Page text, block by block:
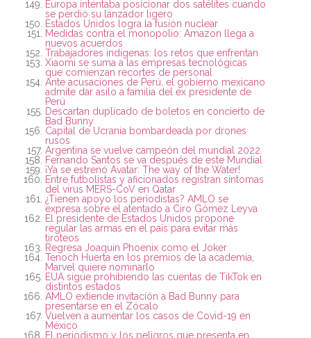
Europa intentaba posicionar dos satélites cuando
se perdió su lanzador ligero
Estados Unidos logra la fusión nuclear
Medidas contra el monopolio: Amazon llega a
nuevos acuerdos
Trabajadores indígenas: los retos que enfrentan
Xiaomi se suma a las empresas tecnológicas
que comienzan recortes de personal
Ante acusaciones de Perú, el gobierno mexicano
admite dar asilo a familia del ex presidente de
Perú
Descartan duplicado de boletos en concierto de
Bad Bunny
Capital de Ucrania bombardeada por drones
rusos
Argentina se vuelve campeón del mundial 2022
Fernando Santos se va después de este Mundial
¡Ya se estrenó Avatar: The way of the Water!
Entre futbolistas y aficionados registran síntomas
del virus MERS-CoV en Qatar
¿Tienen apoyo los periodistas? AMLO se
expresa sobre el atentado a Ciro Gómez Leyva
El presidente de Estados Unidos propone
regular las armas en el país para evitar más
tiroteos
Regresa Joaquin Phoenix como el Joker
Tenoch Huerta en los premios de la academia,
Marvel quiere nominarlo
EUA sigue prohibiendo las cuentas de TikTok en
distintos estados
AMLO extiende invitación a Bad Bunny para
presentarse en el Zócalo
Vuelven a aumentar los casos de Covid-19 en
México
El periodismo y los peligros que presenta en